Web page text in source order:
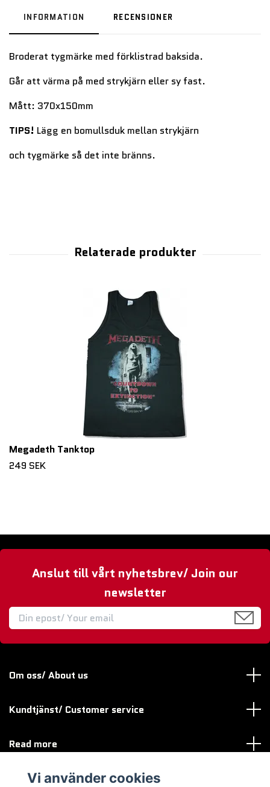
INFORMATION RECENSIONER
Broderat tygmärke med förklistrad baksida.
Går att värma på med strykjärn eller sy fast.
Mått: 370x150mm
TIPS! Lägg en bomullsduk mellan strykjärn
och tygmärke så det inte bränns.
Megadeth Tanktop
249 SEK
Anslut till vårt nyhetsbrev/ Join our
newsletter
Om oss/ About us
Kundtjänst/ Customer service
Read more
Sociala medier
Vi använder cookies